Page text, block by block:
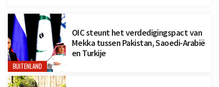
BUITENLAND
OIC steunt het verdedigingspact van
Mekka tussen Pakistan, Saoedi-Arabië
en Turkije